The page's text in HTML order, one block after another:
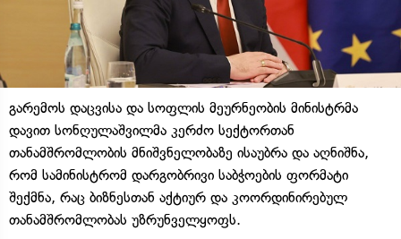
გარემოს დაცვისა და სოფლის მეურნეობის მინისტრმა
დავით სონღულაშვილმა კერძო სექტორთან
თანამშრომლობის მნიშვნელობაზე ისაუბრა და აღნიშნა,
რომ სამინისტრომ დარგობრივი საბჭოების ფორმატი
შექმნა, რაც ბიზნესთან აქტიურ და კოორდინირებულ
თანამშრომლობას უზრუნველყოფს.